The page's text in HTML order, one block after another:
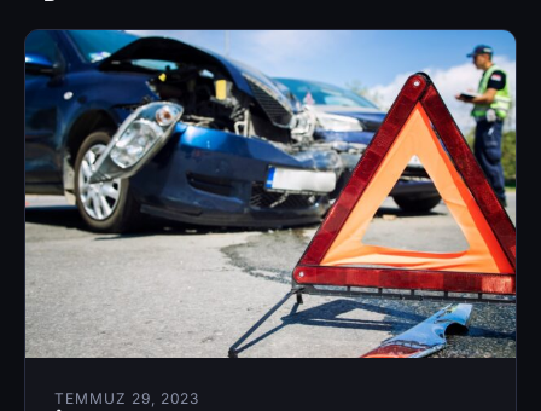
TEMMUZ 29, 2023